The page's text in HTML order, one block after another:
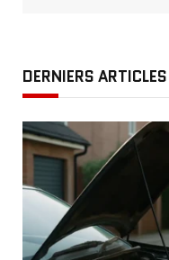
DERNIERS ARTICLES